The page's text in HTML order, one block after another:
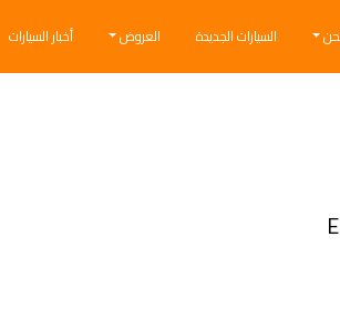
السيارات الجديدة العروض أخبار السيارات